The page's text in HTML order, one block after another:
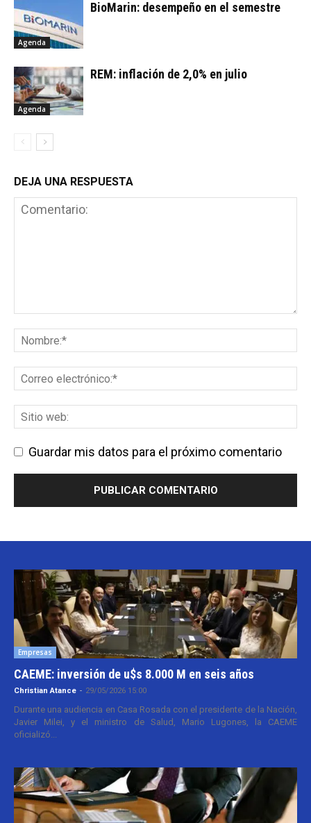
Agenda
BioMarin: desempeño en el semestre
Agenda
REM: inflación de 2,0% en julio
DEJA UNA RESPUESTA
Guardar mis datos para el próximo comentario
Empresas
CAEME: inversión de u$s 8.000 M en seis años
Christian Atance - 29/05/2026 15:00
Durante una audiencia en Casa Rosada con el presidente de la Nación,
Javier Milei, y el ministro de Salud, Mario Lugones, la CAEME
oficializó...